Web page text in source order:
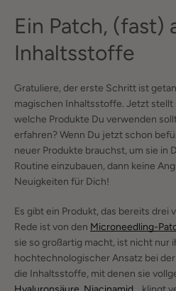
Ein Patch, (fast)
Inhaltsstoffe
Gratuliere, der erste Schritt ist
magischen Inhaltsstoffe. Jetzt stellt
welche Produkte Du verwenden
erfahren? Wenn Du jetzt schon
neuer Produkte brauchst, um sie in
Routine einzubauen, dann keine
Neuigkeiten für Dich!
Es gibt ein Produkt, das bereits drei
Rede ist von den Microneedling-
sie so großartig macht, ist nicht nur
hochtechnologischer Ansatz bei
die Inhaltsstoffe, mit denen sie